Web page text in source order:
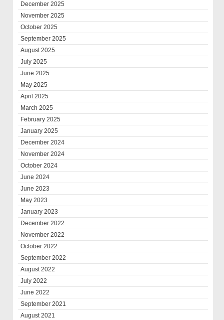
December 2025
November 2025
October 2025
September 2025
August 2025
July 2025
June 2025
May 2025
April 2025
March 2025
February 2025
January 2025
December 2024
November 2024
October 2024
June 2024
June 2023
May 2023
January 2023
December 2022
November 2022
October 2022
September 2022
August 2022
July 2022
June 2022
September 2021
August 2021